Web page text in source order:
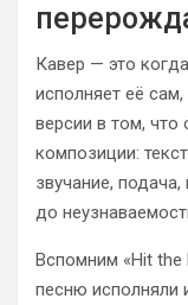
Кавер — это
исполняет её
версии в том, что
композиции:
звучание,
до
Вспомним «Hit the
песню исполняли